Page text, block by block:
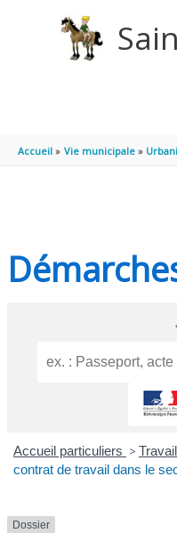
Accueil Vie municipale
Accueil particuliers >
contrat de travail dans le
Dossier